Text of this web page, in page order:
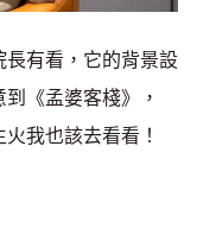
有看，它的背景設
《孟婆客棧》，
我也該去看看！